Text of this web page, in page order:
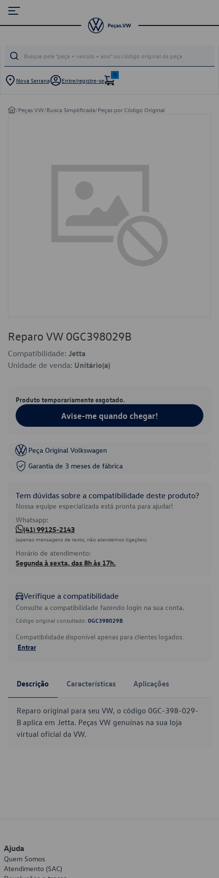
Nova Serrana Entre/registre-se
0
/Peças VW/Busca Simplificada/Peças por Código Original
Reparo VW 0GC398029B
Compatibilidade: Jetta
Unidade de venda: Unitário(a)
Produto temporariamente esgotado.
Avise-me quando chegar!
Peça Original Volkswagen
Garantia de 3 meses de fábrica
Tem dúvidas sobre a compatibilidade deste produto?
Nossa equipe especializada está pronta para ajudar!
Whatsapp:
(41) 99125-2143
(apenas mensagens de texto, não atendemos ligações)
Horário de atendimento:
Segunda à sexta, das 8h às 17h.
Verifique a compatibilidade
Consulte a compatibilidade fazendo login na sua conta.
Código original consultado: 0GC398029B
Compatibilidade disponível apenas para clientes logados.
Entrar
Descrição Características Aplicações
Reparo original para seu VW, o código 0GC-398-029-
B aplica em Jetta. Peças VW genuínas na sua loja
virtual oficial da VW.
Ajuda
Quem Somos
Atendimento (SAC)